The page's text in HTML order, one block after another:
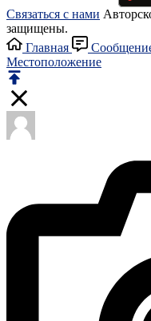
Связаться с нами
защищены.
Главная
Местоположение